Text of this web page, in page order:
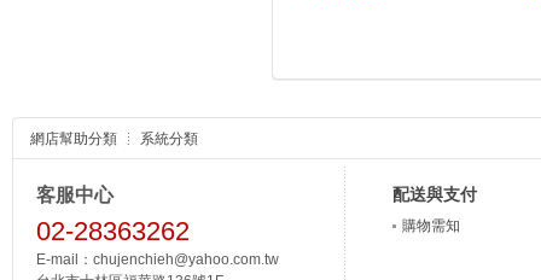
網店幫助分類 系統分類
客服中心
02-28363262
E-mail：chujenchieh@yahoo.com.tw
配送與支付
購物需知